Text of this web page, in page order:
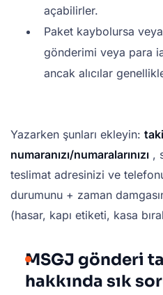
açabilirler.
Paket kaybolursa
gönderimi veya para
ancak alıcılar
Yazarken şunları ekleyin:
numaranızı/numaralarınızı ,
teslimat adresinizi ve
durumunu + zaman
(hasar, kapı etiketi, kasa
MSGJ gönderi
hakkında sık